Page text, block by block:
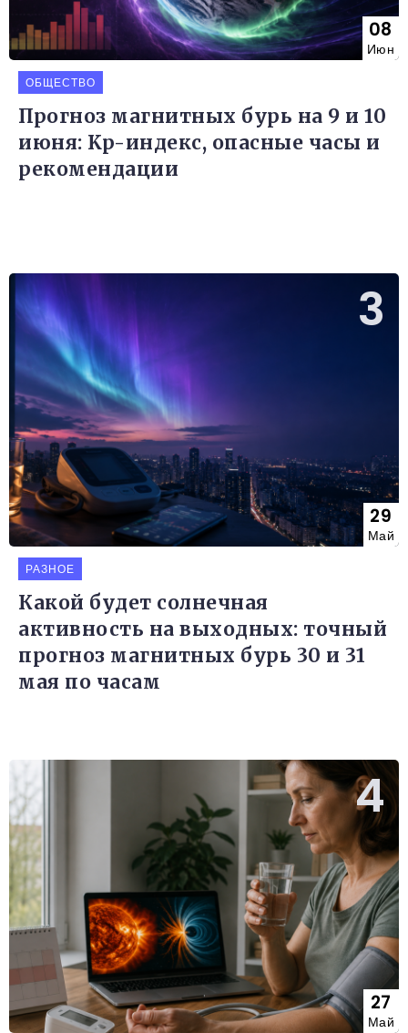
08
Июн
ОБЩЕСТВО
Прогноз магнитных бурь на 9 и 10
июня: Kp-индекс, опасные часы и
рекомендации
29
Май
РАЗНОЕ
Какой будет солнечная
активность на выходных: точный
прогноз магнитных бурь 30 и 31
мая по часам
27
Май